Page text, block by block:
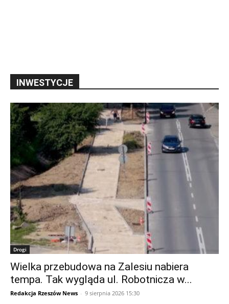
INWESTYCJE
Drogi
Wielka przebudowa na Zalesiu nabiera
tempa. Tak wygląda ul. Robotnicza w...
Redakcja Rzeszów News - 9 sierpnia 2026 15:30